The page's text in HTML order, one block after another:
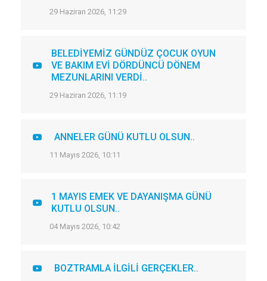
29 Haziran 2026, 11:29
BELEDİYEMİZ GÜNDÜZ ÇOCUK OYUN
VE BAKIM EVİ DÖRDÜNCÜ DÖNEM
MEZUNLARINI VERDİ..
29 Haziran 2026, 11:19
ANNELER GÜNÜ KUTLU OLSUN..
11 Mayıs 2026, 10:11
1 MAYIS EMEK VE DAYANIŞMA GÜNÜ
KUTLU OLSUN..
04 Mayıs 2026, 10:42
BOZTRAMLA İLGİLİ GERÇEKLER..